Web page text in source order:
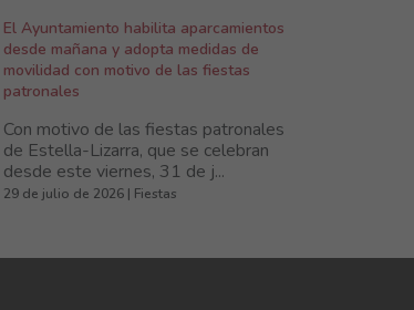
El Ayuntamiento habilita aparcamientos
desde mañana y adopta medidas de
movilidad con motivo de las fiestas
patronales
Con motivo de las fiestas patronales
de Estella-Lizarra, que se celebran
desde este viernes, 31 de j...
29 de julio de 2026 | Fiestas